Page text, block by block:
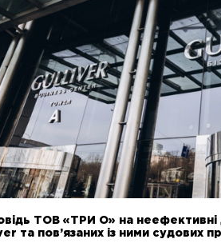
ТОВ «ТРИ О» на
та пов’язаних із ними судових